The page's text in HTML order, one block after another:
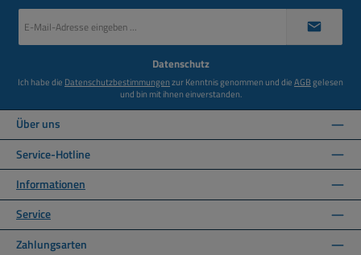
Mail-
Datenschutz
Ich habe die Datenschutzbestimmungenzur Kenntnis genommen und dieAGBgelesen
und bin mit ihnen einverstanden.
Über uns
Service-Hotline
Informationen
Service
Zahlungsarten